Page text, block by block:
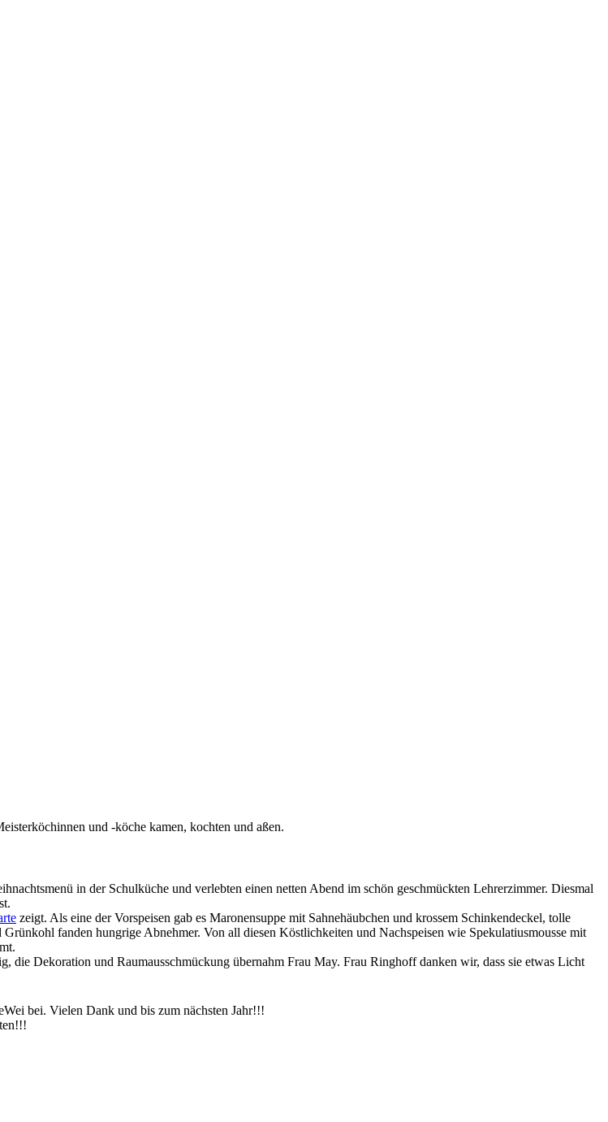
und -köche kamen, kochten und aßen.
in der Schulküche und verlebten einen netten Abend im schön geschmückten Lehrerzimmer. Diesmal
zeigt. Als eine der Vorspeisen gab es Maronensuppe mit Sahnehäubchen und krossem Schinkendeckel, tolle
fanden hungrige Abnehmer. Von all diesen Köstlichkeiten und Nachspeisen wie Spekulatiusmousse mit
Dekoration und Raumausschmückung übernahm Frau May. Frau Ringhoff danken wir, dass sie etwas Licht
bei. Vielen Dank und bis zum nächsten Jahr!!!